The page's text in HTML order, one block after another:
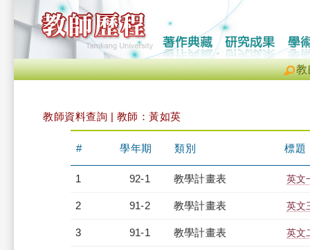
教
教師資料查詢 | 教師：黃如英
# 學年期 類別 標題
1 92-1 教學計畫表 英文
2 91-2 教學計畫表 英文
3 91-1 教學計畫表 英文